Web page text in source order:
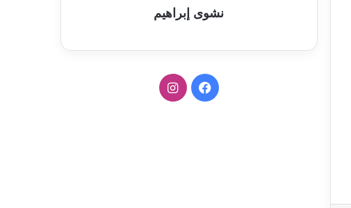
نشوى إبراهيم
ف
ا